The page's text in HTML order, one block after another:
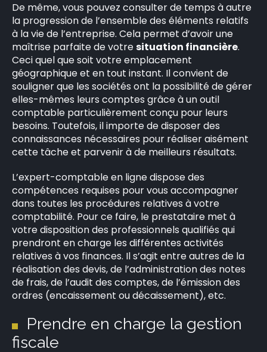
De même, vous pouvez consulter de temps à autre
la progression de l’ensemble des éléments relatifs
à la vie de l’entreprise. Cela permet d’avoir une
maîtrise parfaite de votresituation financière.
Ceci quel que soit votre emplacement
géographique et en tout instant. Il convient de
souligner que les sociétés ont la possibilité de gérer
elles-mêmes leurs comptes grâce à un outil
comptable particulièrement conçu pour leurs
besoins. Toutefois, il importe de disposer des
connaissances nécessaires pour réaliser aisément
cette tâche et parvenir à de meilleurs résultats.
L’expert-comptable en ligne dispose des
compétences requises pour vous accompagner
dans toutes les procédures relatives à votre
comptabilité. Pour ce faire, le prestataire met à
votre disposition des professionnels qualifiés qui
prendront en charge les différentes activités
relatives à vos finances. Il s’agit entre autres de la
réalisation des devis, de l’administration des notes
de frais, de l’audit des comptes, de l’émission des
ordres (encaissement ou décaissement), etc.
Prendre en charge la gestion
fiscale
×